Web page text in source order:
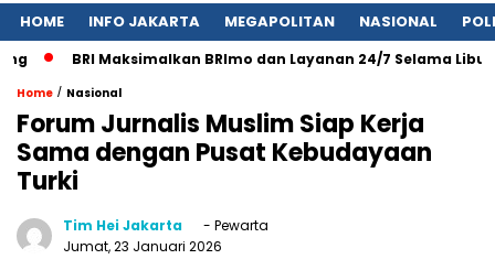
HOME INFO JAKARTA MEGAPOLITAN NASIONAL
BRI Maksimalkan BRImo dan Layanan 24/7 Selama Libur
Home / Nasional
Forum Jurnalis Muslim Siap Kerja
Sama dengan Pusat Kebudayaan
Turki
Tim Hei Jakarta
- Pewarta
Jumat, 23 Januari 2026